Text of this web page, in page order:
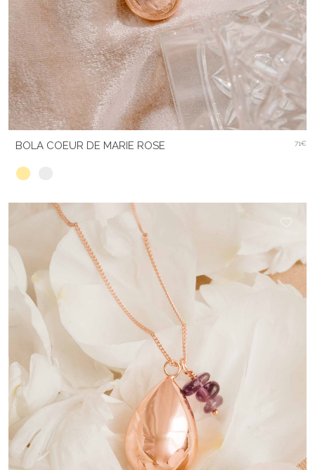
BOLA COEUR DE MARIE ROSE 71€